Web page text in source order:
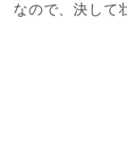
なので、決して